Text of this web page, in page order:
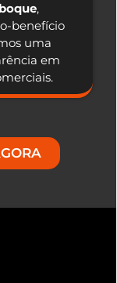
,
benefício
uma
em